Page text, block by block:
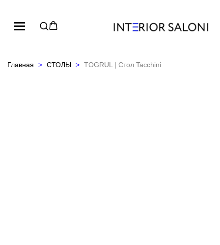
Главная СТОЛЫ TOGRUL | Стол Tacchini